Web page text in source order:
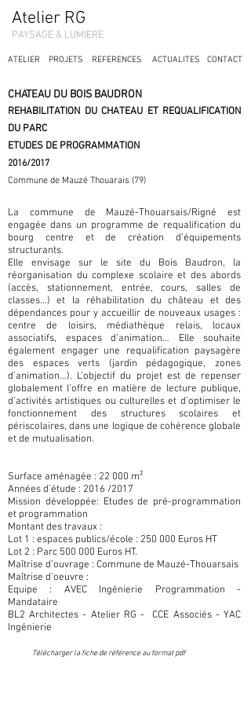
Atelier RG
PAYSAGE & LUMIERE
ATELIER PROJETS REFERENCES ACTUALITES CONTACT
CHATEAU DU BOIS BAUDRON
REHABILITATION DU CHATEAU ET REQUALIFICATION
DU PARC
ETUDES DE PROGRAMMATION
2016/2017
Commune de Mauzé Thouarais (79)
La commune de Mauzé-Thouarsais/Rigné est
engagée dans un programme de requalification du
bourg centre et de création d’équipements
structurants.
Elle envisage sur le site du Bois Baudron, la
réorganisation du complexe scolaire et des abords
(accès, stationnement, entrée, cours, salles de
classes…) et la réhabilitation du château et des
dépendances pour y accueillir de nouveaux usages :
centre de loisirs, médiathèque relais, locaux
associatifs, espaces d’animation… Elle souhaite
également engager une requalification paysagère
des espaces verts (jardin pédagogique, zones
d’animation…). L’objectif du projet est de repenser
globalement l’offre en matière de lecture publique,
d’activités artistiques ou culturelles et d’optimiser le
fonctionnement des structures scolaires et
périscolaires, dans une logique de cohérence globale
et de mutualisation.
Surface aménagée : 22 000 m²
Années d’étude : 2016 /2017
Mission développée: Etudes de pré-programmation
et programmation
Montant des travaux :
Lot 1 : espaces publics/école : 250 000 Euros HT
Lot 2 : Parc 500 000 Euros HT.
Maîtrise d’ouvrage : Commune de Mauzé-Thouarsais
Maîtrise d’oeuvre :
Equipe : AVEC Ingénierie Programmation -
Mandataire
BL2 Architectes - Atelier RG - CCE Associés - YAC
Ingénierie
Télécharger la fiche de référence au format pdf